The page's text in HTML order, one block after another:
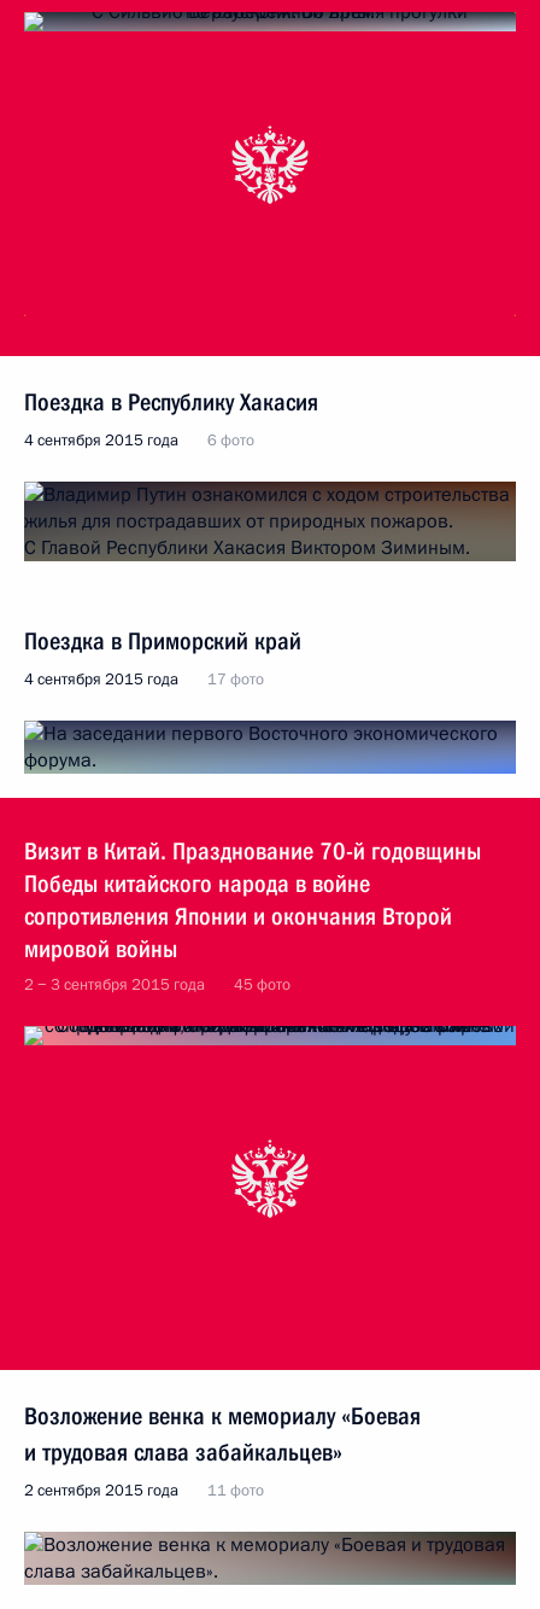
Поездка в Республику Хакасия
4 сентября 2015 года 6 фото
Поездка в Приморский край
4 сентября 2015 года 17 фото
Визит в Китай. Празднование 70-й годовщины
Победы китайского народа в войне
сопротивления Японии и окончания Второй
мировой войны
2 − 3 сентября 2015 года 45 фото
Возложение венка к мемориалу «Боевая
и трудовая слава забайкальцев»
2 сентября 2015 года 11 фото